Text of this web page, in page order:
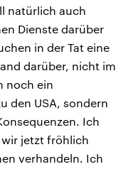
natürlich auch
Dienste darüber
in der Tat eine
darüber, nicht im
noch ein
den USA, sondern
Ich
jetzt fröhlich
verhandeln. Ich